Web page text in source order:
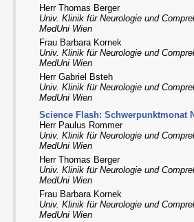
Herr Thomas Berger
Univ. Klinik für Neurologie und
MedUni Wien
Frau Barbara Kornek
Univ. Klinik für Neurologie und
MedUni Wien
Herr Gabriel Bsteh
Univ. Klinik für Neurologie und
MedUni Wien
Science Flash: Schwerpunktmonat
Herr Paulus Rommer
Univ. Klinik für Neurologie und
MedUni Wien
Herr Thomas Berger
Univ. Klinik für Neurologie und
MedUni Wien
Frau Barbara Kornek
Univ. Klinik für Neurologie und
MedUni Wien